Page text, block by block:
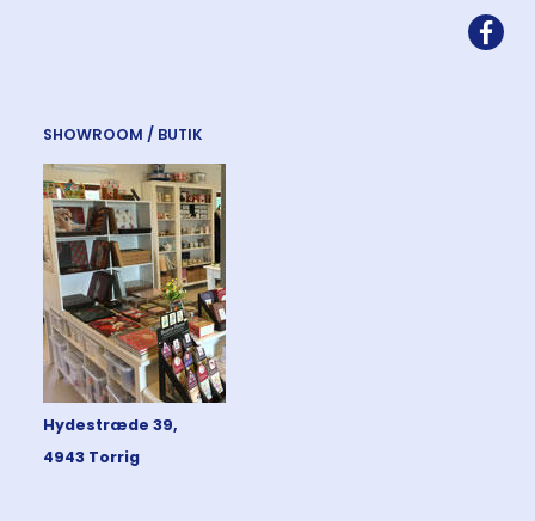
SHOWROOM / BUTIK
Hydestræde 39,
4943 Torrig